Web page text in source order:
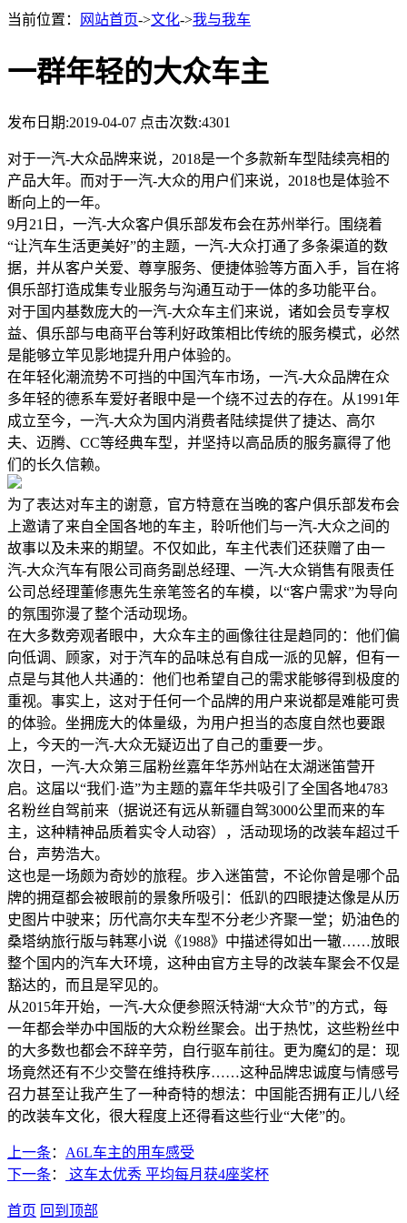
当前位置： 网站首页->文化->我与我车
一群年轻的大众车主
发布日期:2019-04-07 点击次数:4301
对于一汽-大众品牌来说，2018是一个多款新车型陆续亮相的
产品大年。而对于一汽-大众的用户们来说，2018也是体验不
断向上的一年。
9月21日，一汽-大众客户俱乐部发布会在苏州举行。围绕着
“让汽车生活更美好”的主题，一汽-大众打通了多条渠道的数
据，并从客户关爱、尊享服务、便捷体验等方面入手，旨在将
俱乐部打造成集专业服务与沟通互动于一体的多功能平台。
对于国内基数庞大的一汽-大众车主们来说，诸如会员专享权
益、俱乐部与电商平台等利好政策相比传统的服务模式，必然
是能够立竿见影地提升用户体验的。
在年轻化潮流势不可挡的中国汽车市场，一汽-大众品牌在众
多年轻的德系车爱好者眼中是一个绕不过去的存在。从1991年
成立至今，一汽-大众为国内消费者陆续提供了捷达、高尔
夫、迈腾、CC等经典车型，并坚持以高品质的服务赢得了他
们的长久信赖。
为了表达对车主的谢意，官方特意在当晚的客户俱乐部发布会
上邀请了来自全国各地的车主，聆听他们与一汽-大众之间的
故事以及未来的期望。不仅如此，车主代表们还获赠了由一
汽-大众汽车有限公司商务副总经理、一汽-大众销售有限责任
公司总经理董修惠先生亲笔签名的车模，以“客户需求”为导向
的氛围弥漫了整个活动现场。
在大多数旁观者眼中，大众车主的画像往往是趋同的：他们偏
向低调、顾家，对于汽车的品味总有自成一派的见解，但有一
点是与其他人共通的：他们也希望自己的需求能够得到极度的
重视。事实上，这对于任何一个品牌的用户来说都是难能可贵
的体验。坐拥庞大的体量级，为用户担当的态度自然也要跟
上，今天的一汽-大众无疑迈出了自己的重要一步。
次日，一汽-大众第三届粉丝嘉年华苏州站在太湖迷笛营开
启。这届以“我们·造”为主题的嘉年华共吸引了全国各地4783
名粉丝自驾前来（据说还有远从新疆自驾3000公里而来的车
主，这种精神品质着实令人动容），活动现场的改装车超过千
台，声势浩大。
这也是一场颇为奇妙的旅程。步入迷笛营，不论你曾是哪个品
牌的拥趸都会被眼前的景象所吸引：低趴的四眼捷达像是从历
史图片中驶来；历代高尔夫车型不分老少齐聚一堂；奶油色的
桑塔纳旅行版与韩寒小说《1988》中描述得如出一辙……放眼
整个国内的汽车大环境，这种由官方主导的改装车聚会不仅是
豁达的，而且是罕见的。
从2015年开始，一汽-大众便参照沃特湖“大众节”的方式，每
一年都会举办中国版的大众粉丝聚会。出于热忱，这些粉丝中
的大多数也都会不辞辛劳，自行驱车前往。更为魔幻的是：现
场竟然还有不少交警在维持秩序……这种品牌忠诚度与情感号
召力甚至让我产生了一种奇特的想法：中国能否拥有正儿八经
的改装车文化，很大程度上还得看这些行业“大佬”的。
上一条 ： A6L车主的用车感受
下一条 ： 这车太优秀 平均每月获4座奖杯
首页 回到顶部